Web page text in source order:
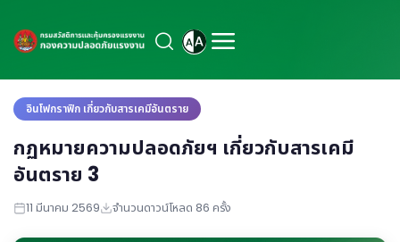
อินโฟกราฟิก เกี่ยวกับสารเคมีอันตราย
กฏหมายความปลอดภัยฯ เกี่ยวกับสารเคมี
อันตราย 3
11 มีนาคม 2569 จำนวนดาวน์โหลด 86 ครั้ง